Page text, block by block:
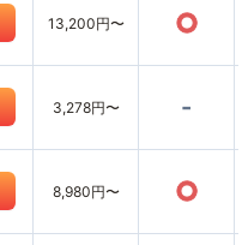
13,200円〜 ○
3,278円〜 -
8,980円〜 ○